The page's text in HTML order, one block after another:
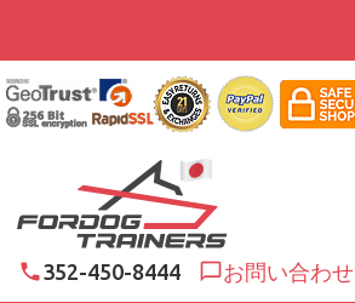
352-450-8444 お問い合わせ